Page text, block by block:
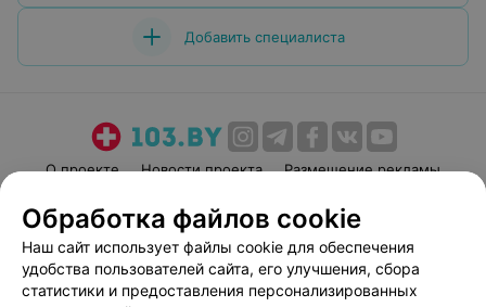
Добавить специалиста
О проекте Новости проекта
Размещение рекламы
Пользовательское соглашение
Способы оплаты
Вакансии
Партнеры
Написать руководителю 103.by
Обработка файлов cookie
Наш сайт использует файлы cookie для обеспечения
удобства пользователей сайта, его улучшения, сбора
статистики и предоставления персонализированных